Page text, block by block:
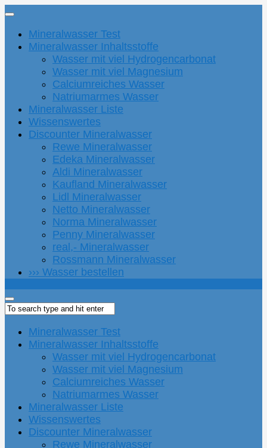
Mineralwasser Test
Mineralwasser Inhaltsstoffe
Wasser mit viel Hydrogencarbonat
Wasser mit viel Magnesium
Calciumreiches Wasser
Natriumarmes Wasser
Mineralwasser Liste
Wissenswertes
Discounter Mineralwasser
Rewe Mineralwasser
Edeka Mineralwasser
Aldi Mineralwasser
Kaufland Mineralwasser
Lidl Mineralwasser
Netto Mineralwasser
Norma Mineralwasser
Penny Mineralwasser
real,- Mineralwasser
Rossmann Mineralwasser
››› Wasser bestellen
Mineralwasser Test
Mineralwasser Inhaltsstoffe
Wasser mit viel Hydrogencarbonat
Wasser mit viel Magnesium
Calciumreiches Wasser
Natriumarmes Wasser
Mineralwasser Liste
Wissenswertes
Discounter Mineralwasser
Rewe Mineralwasser